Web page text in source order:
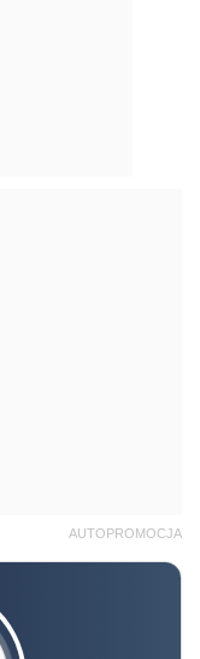
AUTOPROMOCJA